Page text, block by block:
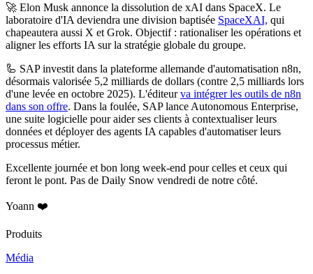
🚀 Elon Musk annonce la dissolution de xAI dans SpaceX. Le
laboratoire d'IA deviendra une division baptisée SpaceXAI, qui
chapeautera aussi X et Grok. Objectif : rationaliser les opérations et
aligner les efforts IA sur la stratégie globale du groupe.
🦾 SAP investit dans la plateforme allemande d'automatisation n8n,
désormais valorisée 5,2 milliards de dollars (contre 2,5 milliards lors
d'une levée en octobre 2025). L'éditeurva intégrer les outils de n8n
dans son offre. Dans la foulée, SAP lance Autonomous Enterprise,
une suite logicielle pour aider ses clients à contextualiser leurs
données et déployer des agents IA capables d'automatiser leurs
processus métier.
Excellente journée et bon long week-end pour celles et ceux qui
feront le pont. Pas de Daily Snow vendredi de notre côté.
Yoann ❤️
Produits
Média